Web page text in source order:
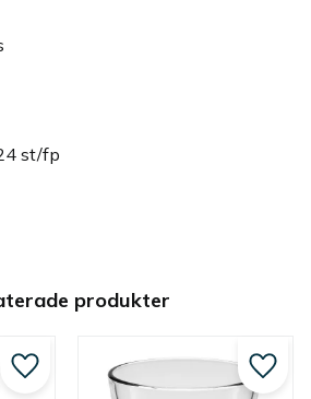
st/fp
produkter
Lägg till i favoriter Lägg